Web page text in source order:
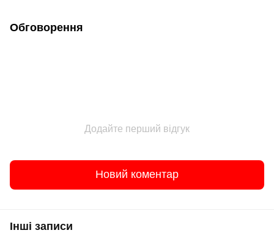
Обговорення
Додайте перший відгук
Новий коментар
Інші записи